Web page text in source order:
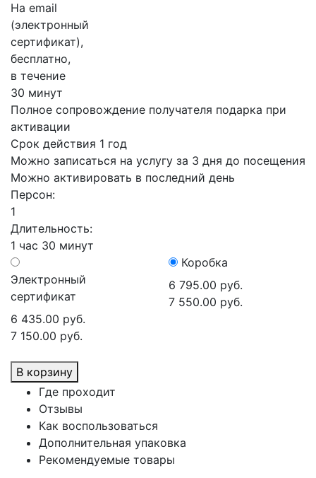
На email
(электронный
сертификат),
бесплатно,
в течение
30 минут
Полное сопровождение получателя подарка при
активации
Срок действия 1 год
Можно записаться на услугу за 3 дня до посещения
Можно активировать в последний день
Персон:
1
Длительность:
1 час 30 минут
Электронный
сертификат
6 435.00 руб.
7 150.00 руб.
Коробка
6 795.00 руб.
7 550.00 руб.
В корзину
Где проходит
Отзывы
Как воспользоваться
Дополнительная упаковка
Рекомендуемые товары